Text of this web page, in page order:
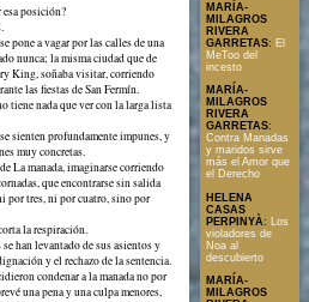
esa posición?
pone a vagar por las calles de una
nunca; la misma ciudad que de
King, soñaba visitar, corriendo
las fiestas de San Fermín.
tiene nada que ver con la larga lista
sienten profundamente impunes, y
muy concretas.
La manada, imaginarse corriendo
que encontrarse sin salida
por tres, ni por cuatro, sino por
la respiración.
han levantado de sus asientos y
y el rechazo de la sentencia.
condenar a la manada no por
una pena y una culpa menores,
MARÍA-
MILAGROS
RIVERA
GARRETAS: El
MeToo del
incesto
MARÍA-
MILAGROS
RIVERA
GARRETAS:
Contra Manadas
y maridos sirve
más el Amor que
el Derecho
HELENA
CASAS
PERPINYÀ:
Los
violadores de
Noa al
descubierto
MARÍA-
MILAGROS